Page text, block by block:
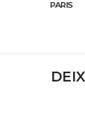
PARIS